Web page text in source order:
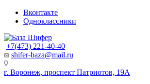
Вконтакте
Одноклассники
+7(473) 221-40-40
shifer-baza@mail.ru
г. Воронеж, проспект Патриотов, 19А